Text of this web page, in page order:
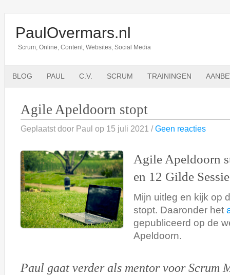
PaulOvermars.nl
Scrum, Online, Content, Websites, Social Media
BLOG PAUL C.V. SCRUM TRAININGEN
Agile Apeldoorn stopt
Geplaatst door Paul op 15 juli 2021 /Geen reacties
Agile Apeldoorn
en 12 Gilde
Mijn uitleg en kijk op
stopt. Daaronder het
gepubliceerd op de
Apeldoorn.
Paul gaat verder als mentor voor Scrum